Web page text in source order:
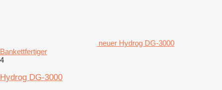
neuer Hydrog DG-3000
Bankettfertiger
4
Hydrog DG-3000